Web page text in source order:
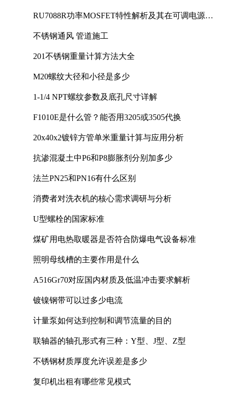
RU7088R功率MOSFET特性解析及其在可调电源设
不锈钢通风 管道施工
201不锈钢重量计算方法大全
M20螺纹大径和小径是多少
1-1/4 NPT螺纹参数及底孔尺寸详解
F1010E是什么管？能否用3205或3505代换
20x40x2镀锌方管单米重量计算与应用分析
抗渗混凝土中P6和P8膨胀剂分别加多少
法兰PN25和PN16有什么区别
消费者对洗衣机的核心需求调研与分析
U型螺栓的国家标准
煤矿用电热取暖器是否符合防爆电气设备标准
照明母线槽的主要作用是什么
A516Gr70对应国内材质及低温冲击要求解析
镀镍钢带可以过多少电流
计量泵如何达到控制和调节流量的目的
联轴器的轴孔形式有三种：Y型、J型、Z型
不锈钢材质厚度允许误差是多少
复印机出租有哪些常见模式